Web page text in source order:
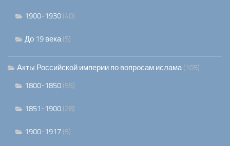
1900-1930 (40)
До 19 века(5)
Акты Российской империи по вопросам ислама(105)
1800-1850 (55)
1851-1900 (28)
1900-1917 (5)